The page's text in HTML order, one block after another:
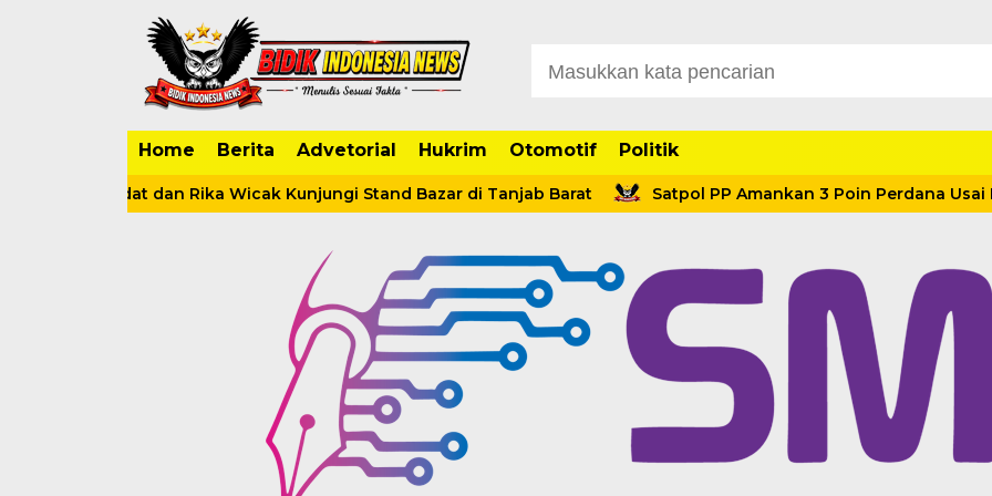
Home Berita Advetorial Hukrim Otomotif Politik
Sadat dan Rika Wicak Kunjungi Stand Bazar di Tanjab Barat Satpol PP Amankan 3 Poin Perdana Usai